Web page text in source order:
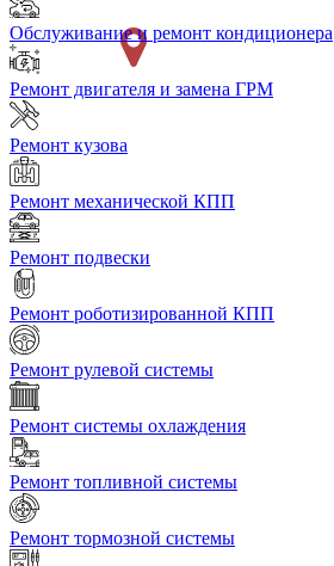
Обслуживание и ремонт кондиционера
Ремонт двигателя и замена ГРМ
Ремонт кузова
Ремонт механической КПП
Ремонт подвески
Ремонт роботизированной КПП
Ремонт рулевой системы
Ремонт системы охлаждения
Ремонт топливной системы
Ремонт тормозной системы